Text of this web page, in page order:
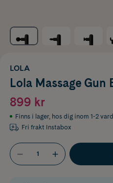
LOLA
Lola Massage Gun
899 kr
Finns i lager, hos dig inom 1-2
Fri frakt Instabox